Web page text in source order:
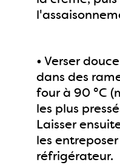
•Verser
dans des
four à 90 °C
les plus
Laisser
les
réfrigérateur.